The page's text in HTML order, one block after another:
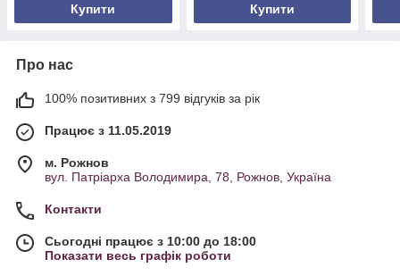
Купити Купити
Про нас
100% позитивних з 799 відгуків за рік
Працює з 11.05.2019
м. Рожнов
вул. Патріарха Володимира, 78, Рожнов, Україна
Контакти
Сьогодні працює з 10:00 до 18:00
Показати весь графік роботи